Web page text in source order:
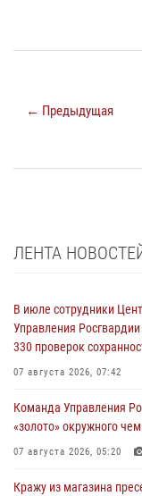
← Предыдущая
ЛЕНТА
В июле сотрудники
Управления
330 проверок
07 августа 2026, 07:42
Команда Управления
«золото» окружного
07 августа 2026, 05:20
Кражу из магазина